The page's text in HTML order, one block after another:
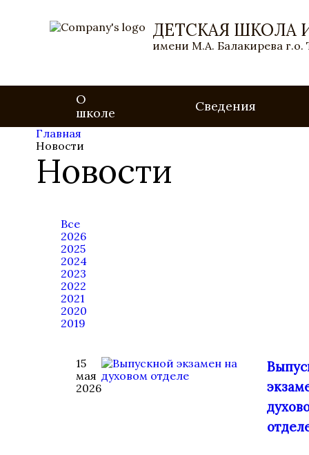
ДЕТСКАЯ ШКОЛА
имени М.А. Балакирева г.о.
О
школе
Сведения
Главная
Новости
Новости
Все
2026
2025
2024
2023
2022
2021
2020
2019
15
мая
2026